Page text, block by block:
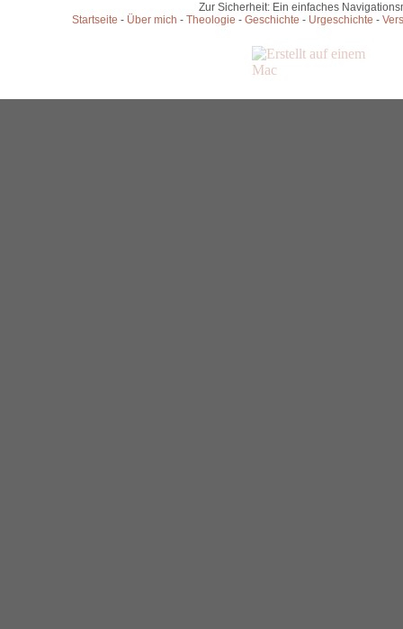
Zur Sicherheit: Ein einfaches
Startseite - Über mich - Theologie - Geschichte - Urgeschichte -